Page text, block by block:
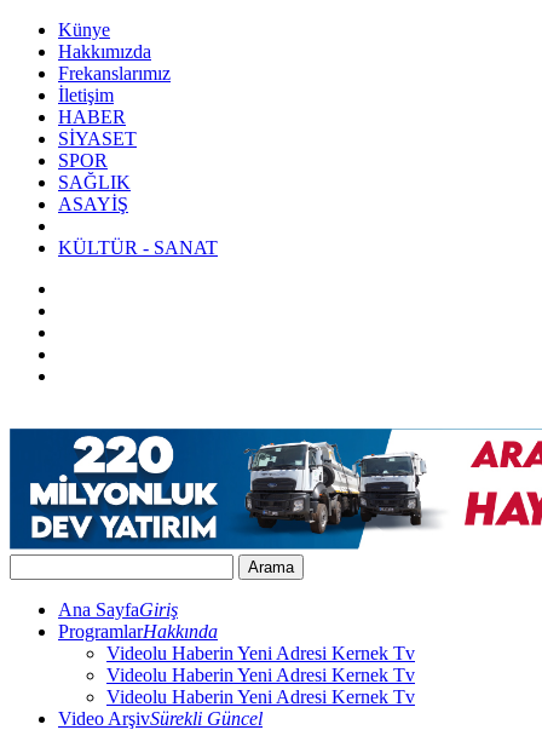
Künye
Hakkımızda
Frekanslarımız
İletişim
HABER
SİYASET
SPOR
SAĞLIK
ASAYİŞ
KÜLTÜR - SANAT
Ana SayfaGiriş
ProgramlarHakkında
Videolu Haberin Yeni Adresi Kernek Tv
Videolu Haberin Yeni Adresi Kernek Tv
Videolu Haberin Yeni Adresi Kernek Tv
Video ArşivSürekli Güncel